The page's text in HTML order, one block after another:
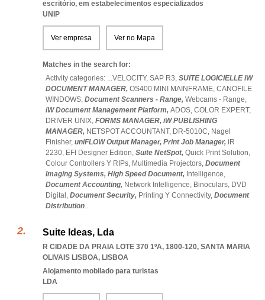
escritório, em estabelecimentos especializados
UNIP
Ver empresa Ver no Mapa
Matches in the search for:
Activity categories: ...VELOCITY, SAP R3, SUITE LOGICIELLE iW
DOCUMENT MANAGER, OS400 MINI MAINFRAME, CANOFILE
WINDOWS, Document Scanners - Range, Webcams - Range,
iW Document Management Platform, ADOS, COLOR EXPERT,
DRIVER UNIX, FORMS MANAGER, iW PUBLISHING
MANAGER, NETSPOT ACCOUNTANT, DR-5010C, Nagel
Finisher, uniFLOW Output Manager, Print Job Manager, iR
2230, EFI Designer Edition, Suite NetSpot, Quick Print Solution,
Colour Controllers Y RIPs, Multimedia Projectors, Document
Imaging Systems, High Speed Document, Intelligence,
Document Accounting, Network Intelligence, Binoculars, DVD
Digital, Document Security, Printing Y Connectivity, Document
Distribution...
Suite Ideas, Lda
R CIDADE DA PRAIA LOTE 370 1ºA, 1800-120, SANTA MARIA
OLIVAIS LISBOA, LISBOA
Alojamento mobilado para turistas
LDA